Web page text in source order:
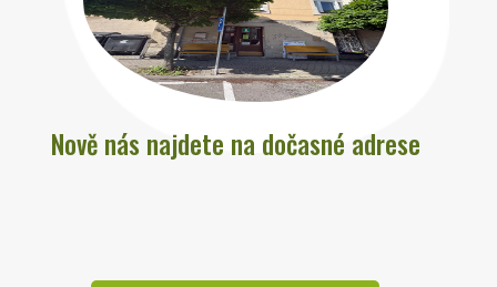
Nově nás najdete na dočasné adrese